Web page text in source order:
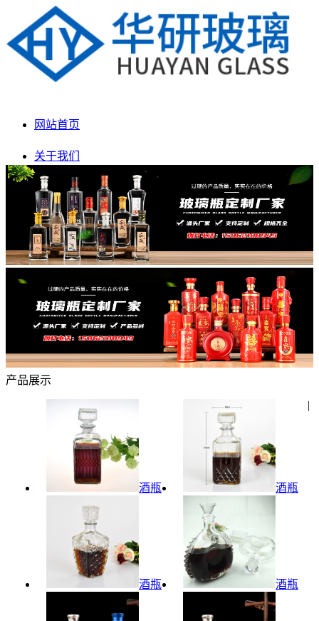
网站首页
关于我们
产品展示
新闻动态
生产车间
产品展示
酒瓶 酒瓶
酒瓶 酒瓶
|